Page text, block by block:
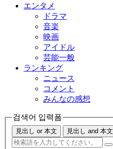
エンタメ
ドラマ
音楽
映画
アイドル
芸能一般
ランキング
ニュース
コメント
みんなの感想
검색어 입력폼
見出し or 本文 見出し and 本文